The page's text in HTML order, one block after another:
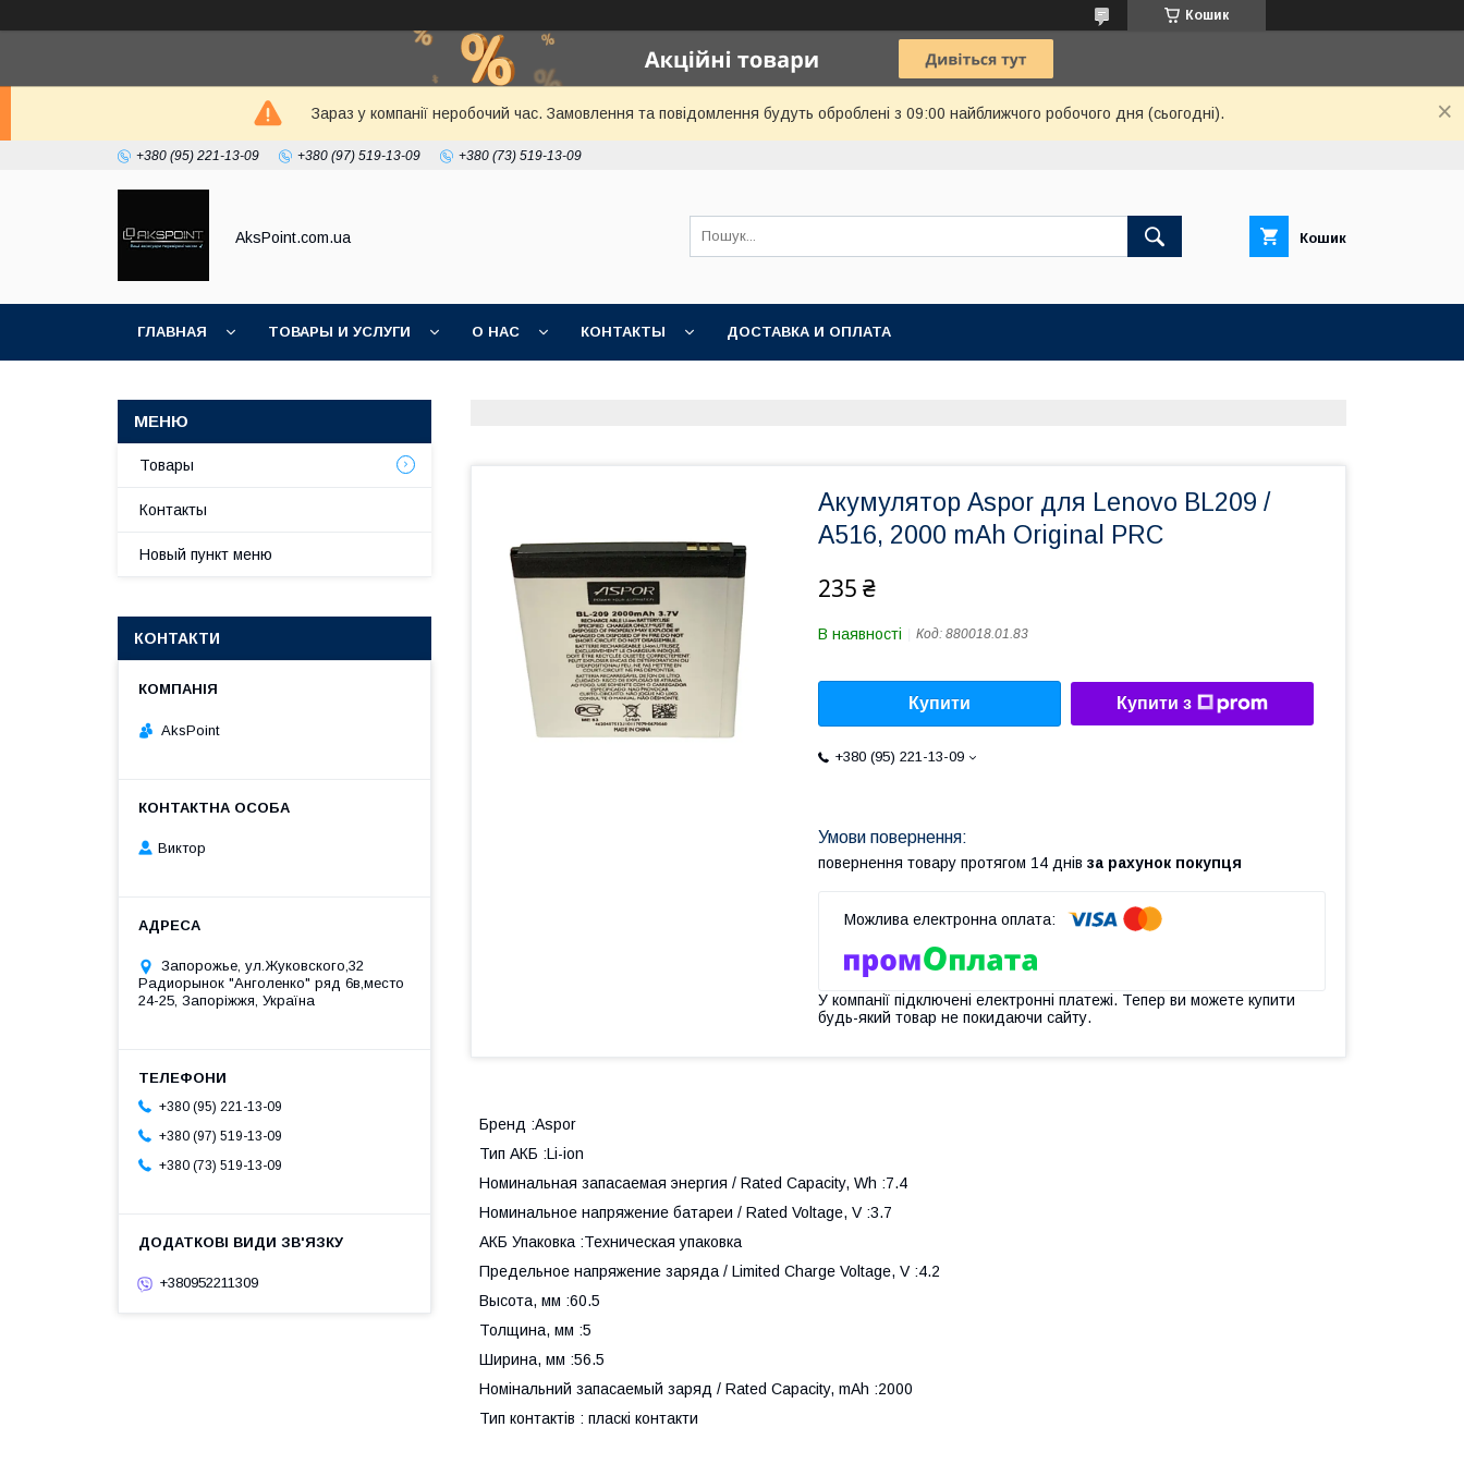
Кошик
Зараз у компанії неробочий час. Замовлення та повідомлення будуть оброблені з 09:00 найближчого робочого дня (сьогодні).
+380 (95) 221-13-09 +380 (97) 519-13-09 +380 (73) 519-13-09
AksPoint.com.ua Кошик
ГЛАВНАЯ ТОВАРЫ И УСЛУГИ О НАС КОНТАКТЫ ДОСТАВКА И ОПЛАТА
Акумулятор Aspor для Lenovo BL209 /
A516, 2000 mAh Original PRC
235 ₴
В наявності Код: 880018.01.83
Купити Купити з
+380 (95) 221-13-09
повернення товару протягом 14 днів за рахунок покупця
У компанії підключені електронні платежі. Тепер ви можете купити
будь-який товар не покидаючи сайту.
Бренд :Aspor
Тип АКБ :Li-ion
Номинальная запасаемая энергия / Rated Capacity, Wh :7.4
Номинальное напряжение батареи / Rated Voltage, V :3.7
АКБ Упаковка :Техническая упаковка
Предельное напряжение заряда / Limited Charge Voltage, V :4.2
Высота, мм :60.5
Толщина, мм :5
Ширина, мм :56.5
Номінальний запасаемый заряд / Rated Capacity, mAh :2000
Тип контактів : пласкі контакти
Товары
Контакты
Новый пункт меню
КОНТАКТИ
AksPoint
Виктор
Запорожье, ул.Жуковского,32
Радиорынок "Анголенко" ряд 6в,место
24-25, Запоріжжя, Україна
+380 (95) 221-13-09
+380 (97) 519-13-09
+380 (73) 519-13-09
+380952211309